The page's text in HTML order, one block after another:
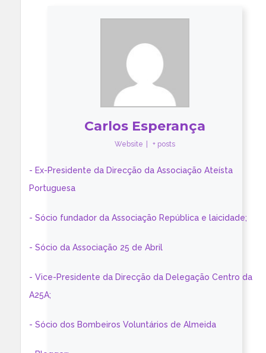
Carlos Esperança
Website + posts
- Ex-Presidente da Direcção da Associação Ateísta
Portuguesa
- Sócio fundador da Associação República e laicidade;
- Sócio da Associação 25 de Abril
- Vice-Presidente da Direcção da Delegação Centro da
A25A;
- Sócio dos Bombeiros Voluntários de Almeida